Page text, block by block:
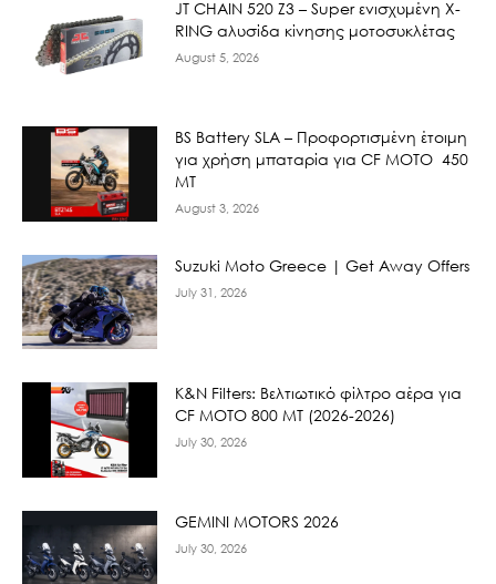
JT CHAIN 520 Ζ3 – Super ενισχυμένη X-
RING αλυσίδα κίνησης μοτοσυκλέτας
August 5, 2026
BS Battery SLA – Προφορτισμένη έτοιμη
για χρήση μπαταρία για CF MOTO 450
MT
August 3, 2026
Suzuki Moto Greece | Get Away Offers
July 31, 2026
K&N Filters: Βελτιωτικό φίλτρο αέρα για
CF ΜΟΤΟ 800 ΜΤ (2026-2026)
July 30, 2026
GEMINI MOTORS 2026
July 30, 2026